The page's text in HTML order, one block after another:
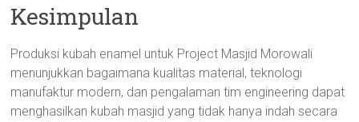
Kesimpulan
Produksi kubah enamel untuk Project Masjid Morowali
menunjukkan bagaimana kualitas material, teknologi
manufaktur modern, dan pengalaman tim engineering dapat
menghasilkan kubah masjid yang tidak hanya indah secara